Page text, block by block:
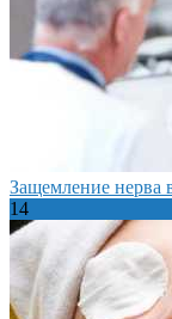
Защемление нерва
14